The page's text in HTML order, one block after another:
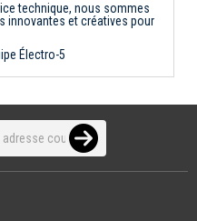
technique, nous sommes
innovantes et créatives pour
Électro-5